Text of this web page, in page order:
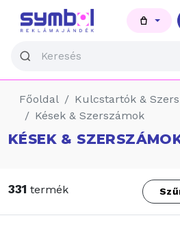
Főoldal
Kulcstartók &
Kések & Szerszámok
KÉSEK &
331 termék